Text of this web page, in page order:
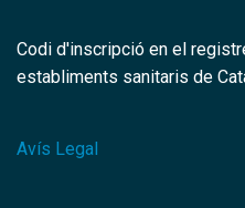
Codi d'inscripció en el
establiments sanitaris de
Avís Legal